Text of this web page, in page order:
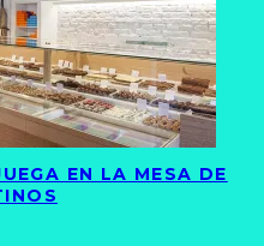
EN LA MESA DE